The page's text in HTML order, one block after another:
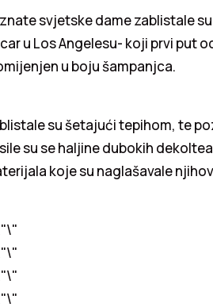
svjetske dame zablistale
u Los Angelesu- koji prvi put
u boju šampanjca.
su šetajući tepihom, te
su se haljine dubokih
koje su naglašavale